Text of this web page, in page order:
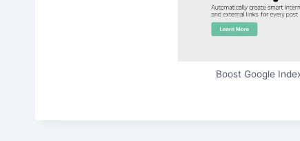
Boost Google